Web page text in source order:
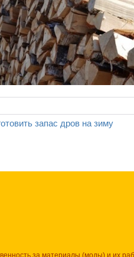
запас дров на зиму
за материалы (моды) и их